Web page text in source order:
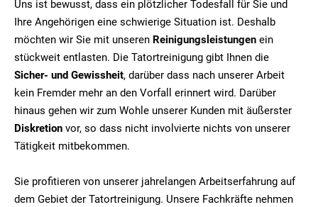
Uns ist bewusst, dass ein plötzlicher Todesfall für Sie und
Ihre Angehörigen eine schwierige Situation ist. Deshalb
möchten wir Sie mit unseren Reinigungsleistungen ein
stückweit entlasten. Die Tatortreinigung gibt Ihnen die
Sicher- und Gewissheit, darüber dass nach unserer Arbeit
kein Fremder mehr an den Vorfall erinnert wird. Darüber
hinaus gehen wir zum Wohle unserer Kunden mit äußerster
Diskretion vor, so dass nicht involvierte nichts von unserer
Tätigkeit mitbekommen.
Sie profitieren von unserer jahrelangen Arbeitserfahrung auf
dem Gebiet der Tatortreinigung. Unsere Fachkräfte nehmen